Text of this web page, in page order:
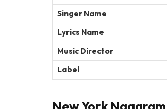
Singer Name
Lyrics Name
Music Director
Label